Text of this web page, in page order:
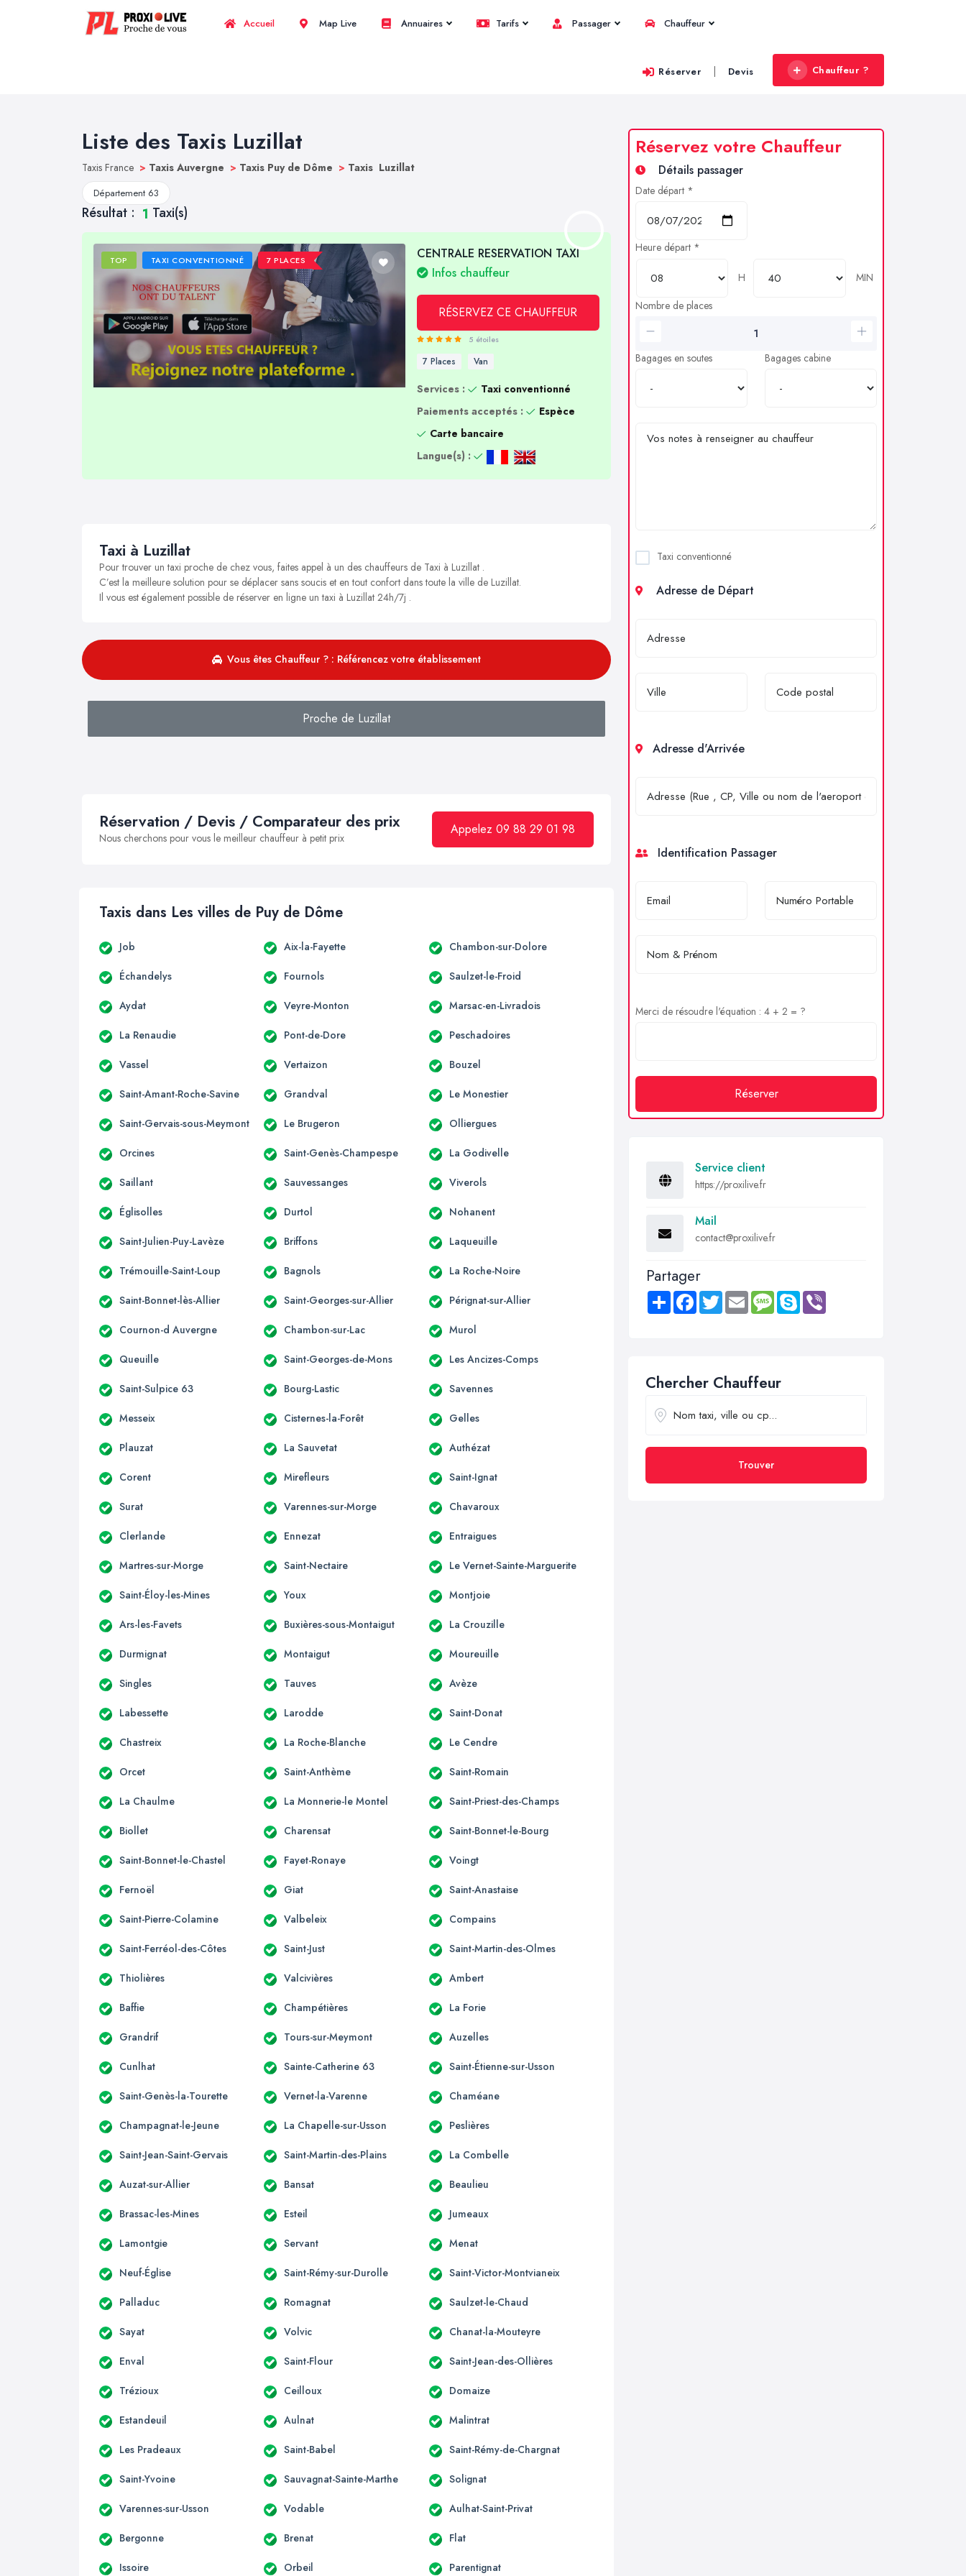
Accueil Map Live Annuaires Tarifs Passager Chauffeur
Réserver | Devis Chauffeur ?
Liste des Taxis Luzillat
Taxis France > Taxis Auvergne > Taxis Puy de Dôme > Taxis Luzillat
Département 63
Résultat : 1 Taxi(s)
TOP TAXI CONVENTIONNÉ 7 PLACES
CENTRALE RESERVATION TAXI
Infos chauffeur
RÉSERVEZ CE CHAUFFEUR
5 étoiles
7 Places Van
Services :
Taxi conventionné
Paiements acceptés :
Espèce
Carte bancaire
Langue(s) :
Taxi à Luzillat
Pour trouver un taxi proche de chez vous, faites appel à un des chauffeurs de Taxi à Luzillat .
C’est la meilleure solution pour se déplacer sans soucis et en tout confort dans toute la ville de Luzillat.
Il vous est également possible de réserver en ligne un taxi à Luzillat 24h/7j .
Vous êtes Chauffeur ? : Référencez votre établissement
Proche de Luzillat
Réservation / Devis / Comparateur des prix
Nous cherchons pour vous le meilleur chauffeur à petit prix
Appelez 09 88 29 01 98
Taxis dans Les villes de Puy de Dôme
Job Aix-la-Fayette Chambon-sur-Dolore
Échandelys Fournols Saulzet-le-Froid
Aydat Veyre-Monton Marsac-en-Livradois
La Renaudie Pont-de-Dore Peschadoires
Vassel Vertaizon Bouzel
Saint-Amant-Roche-Savine Grandval Le Monestier
Saint-Gervais-sous-Meymont Le Brugeron Olliergues
Orcines Saint-Genès-Champespe La Godivelle
Saillant Sauvessanges Viverols
Églisolles Durtol Nohanent
Saint-Julien-Puy-Lavèze Briffons Laqueuille
Trémouille-Saint-Loup Bagnols La Roche-Noire
Saint-Bonnet-lès-Allier Saint-Georges-sur-Allier Pérignat-sur-Allier
Cournon-d Auvergne Chambon-sur-Lac Murol
Queuille Saint-Georges-de-Mons Les Ancizes-Comps
Saint-Sulpice 63 Bourg-Lastic Savennes
Messeix Cisternes-la-Forêt Gelles
Plauzat La Sauvetat Authézat
Corent Mirefleurs Saint-Ignat
Surat Varennes-sur-Morge Chavaroux
Clerlande Ennezat Entraigues
Martres-sur-Morge Saint-Nectaire Le Vernet-Sainte-Marguerite
Saint-Éloy-les-Mines Youx Montjoie
Ars-les-Favets Buxières-sous-Montaigut La Crouzille
Durmignat Montaigut Moureuille
Singles Tauves Avèze
Labessette Larodde Saint-Donat
Chastreix La Roche-Blanche Le Cendre
Orcet Saint-Anthème Saint-Romain
La Chaulme La Monnerie-le Montel Saint-Priest-des-Champs
Biollet Charensat Saint-Bonnet-le-Bourg
Saint-Bonnet-le-Chastel Fayet-Ronaye Voingt
Fernoël Giat Saint-Anastaise
Saint-Pierre-Colamine Valbeleix Compains
Saint-Ferréol-des-Côtes Saint-Just Saint-Martin-des-Olmes
Thiolières Valcivières Ambert
Baffie Champétières La Forie
Grandrif Tours-sur-Meymont Auzelles
Cunlhat Sainte-Catherine 63 Saint-Étienne-sur-Usson
Saint-Genès-la-Tourette Vernet-la-Varenne Chaméane
Champagnat-le-Jeune La Chapelle-sur-Usson Peslières
Saint-Jean-Saint-Gervais Saint-Martin-des-Plains La Combelle
Auzat-sur-Allier Bansat Beaulieu
Brassac-les-Mines Esteil Jumeaux
Lamontgie Servant Menat
Neuf-Église Saint-Rémy-sur-Durolle Saint-Victor-Montvianeix
Palladuc Romagnat Saulzet-le-Chaud
Sayat Volvic Chanat-la-Mouteyre
Enval Saint-Flour Saint-Jean-des-Ollières
Trézioux Ceilloux Domaize
Estandeuil Aulnat Malintrat
Les Pradeaux Saint-Babel Saint-Rémy-de-Chargnat
Saint-Yvoine Sauvagnat-Sainte-Marthe Solignat
Varennes-sur-Usson Vodable Aulhat-Saint-Privat
Bergonne Brenat Flat
Issoire Orbeil Parentignat
Réservez votre Chauffeur
Détails passager
Date départ *
Heure départ *
H
MIN
Nombre de places
Bagages en soutes Bagages cabine
Taxi conventionné
Adresse de Départ
Adresse d'Arrivée
Identification Passager
Merci de résoudre l'équation : 4 + 2 = ?
Réserver
Service client
https://proxilive.fr
Mail
contact@proxilive.fr
Partager
Share FacebookTwitter Email MessageSkype
Chercher Chauffeur
Trouver